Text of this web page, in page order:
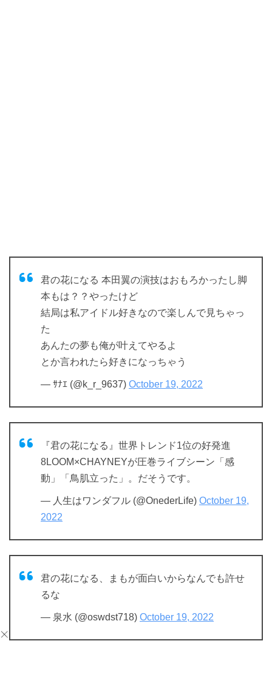
君の花になる 本田翼の演技はおもろかったし脚
本もは？？やったけど
結局は私アイドル好きなので楽しんで見ちゃっ
た
あんたの夢も俺が叶えてやるよ
とか言われたら好きになっちゃう
— ｻﾅｴ (@k_r_9637) October 19, 2022
『君の花になる』世界トレンド1位の好発進
8LOOM×CHAYNEYが圧巻ライブシーン「感
動」「鳥肌立った」。だそうです。
— 人生はワンダフル (@OnederLife) October 19,
2022
君の花になる、まもが面白いからなんでも許せ
るな
— 泉水 (@oswdst718) October 19, 2022